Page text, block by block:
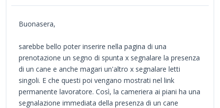
Buonasera,
sarebbe bello poter inserire nella pagina di una
prenotazione un segno di spunta x segnalare la presenza
di un cane e anche magari un'altro x segnalare letti
singoli. E che questi poi vengano mostrati nel link
permanente lavoratore. Così, la cameriera ai piani ha una
segnalazione immediata della presenza di un cane